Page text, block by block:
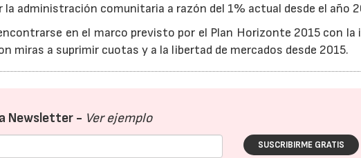
administración comunitaria a razón del 1% actual desde el año
en el marco previsto por el Plan Horizonte 2015 con la
miras a suprimir cuotas y a la libertad de mercados desde 2015.
Newsletter - Ver ejemplo
SUSCRIBIRME GRATIS